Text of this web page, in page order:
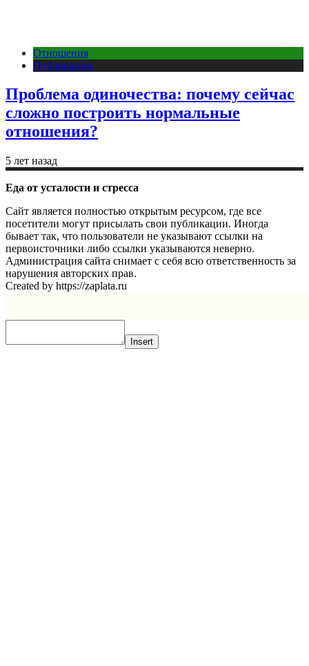
Отношения
Публикации
Проблема одиночества: почему сейчас
сложно построить нормальные
отношения?
5 лет назад
Еда от усталости и стресса
Сайт является полностью открытым ресурсом, где все
посетители могут присылать свои публикации. Иногда
бывает так, что пользователи не указывают ссылки на
первоисточники либо ссылки указываются неверно.
Администрация сайта снимает с себя всю ответственность за
нарушения авторских прав.
Created by https://zaplata.ru
Insert